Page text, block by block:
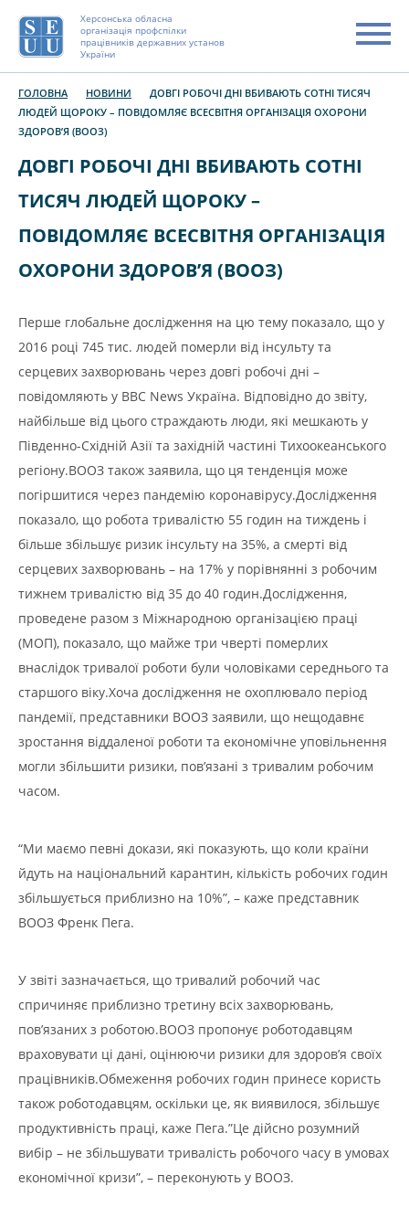
Херсонська обласна
організація профспілки
працівників державних установ
України
ГОЛОВНА НОВИНИ
ДОВГІ РОБОЧІ ДНІ ВБИВАЮТЬ СОТНІ ТИСЯЧ
ЛЮДЕЙ ЩОРОКУ – ПОВІДОМЛЯЄ ВСЕСВІТНЯ ОРГАНІЗАЦІЯ ОХОРОНИ
ЗДОРОВ’Я (ВООЗ)
ДОВГІ РОБОЧІ ДНІ ВБИВАЮТЬ СОТНІ
ТИСЯЧ ЛЮДЕЙ ЩОРОКУ –
ПОВІДОМЛЯЄ ВСЕСВІТНЯ ОРГАНІЗАЦІЯ
ОХОРОНИ ЗДОРОВ’Я (ВООЗ)
Перше глобальне дослідження на цю тему показало, що у
2016 році 745 тис. людей померли від інсульту та
серцевих захворювань через довгі робочі дні –
повідомляють у BBC News Україна. Відповідно до звіту,
найбільше від цього страждають люди, які мешкають у
Південно-Східній Азії та західній частині Тихоокеанського
регіону.ВООЗ також заявила, що ця тенденція може
погіршитися через пандемію коронавірусу.Дослідження
показало, що робота тривалістю 55 годин на тиждень і
більше збільшує ризик інсульту на 35%, а смерті від
серцевих захворювань – на 17% у порівнянні з робочим
тижнем тривалістю від 35 до 40 годин.Дослідження,
проведене разом з Міжнародною організацією праці
(МОП), показало, що майже три чверті померлих
внаслідок тривалої роботи були чоловіками середнього та
старшого віку.Хоча дослідження не охоплювало період
пандемії, представники ВООЗ заявили, що нещодавнє
зростання віддаленої роботи та економічне уповільнення
могли збільшити ризики, пов’язані з тривалим робочим
часом.
“Ми маємо певні докази, які показують, що коли країни
йдуть на національний карантин, кількість робочих годин
збільшується приблизно на 10%”, – каже представник
ВООЗ Френк Пега.
У звіті зазначається, що тривалий робочий час
спричиняє приблизно третину всіх захворювань,
пов’язаних з роботою.ВООЗ пропонує роботодавцям
враховувати ці дані, оцінюючи ризики для здоров’я своїх
працівників.Обмеження робочих годин принесе користь
також роботодавцям, оскільки це, як виявилося, збільшує
продуктивність праці, каже Пега.”Це дійсно розумний
вибір – не збільшувати тривалість робочого часу в умовах
економічної кризи”, – переконують у ВООЗ.